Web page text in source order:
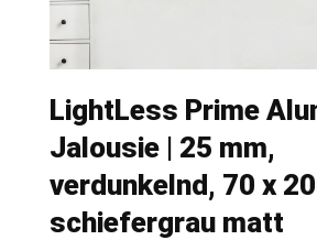
LightLess Prime
Jalousie | 25 mm,
verdunkelnd, 70 x
schiefergrau matt